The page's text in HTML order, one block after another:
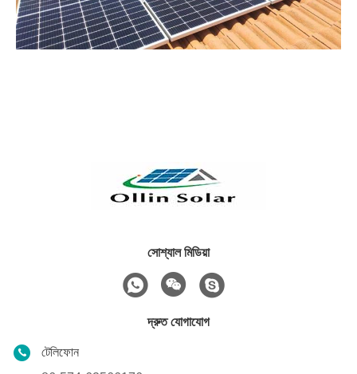
সোশ্যাল মিডিয়া
দ্রুত যোগাযোগ
টেলিফোন